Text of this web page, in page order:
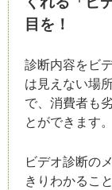
目を！
診断内容をビ
は見えない場
で、消費者も
とができます。
ビデオ診断の
きりわかるこ